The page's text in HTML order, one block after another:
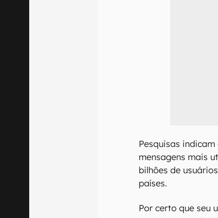
Pesquisas
mensagens mais
bilhões de
países.
Por certo que seu